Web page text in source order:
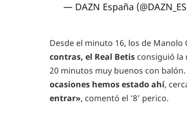
— DAZN España
Desde el minuto 16, los de
contras, el Real Betis consiguió la
20 minutos muy buenos con
ocasiones hemos estado ahí,
entrar», comentó el ‘8’ perico.